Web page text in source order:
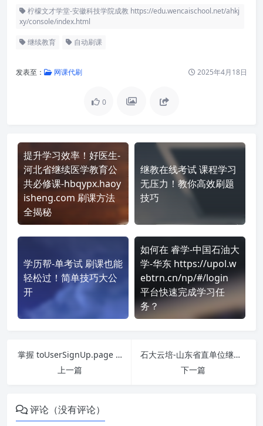
柠檬文才学堂-安徽科技学院成教 https://edu.wencaischool.net/ahkj
xy/console/index.html
继续教育 自动刷课
发表至： 网课代刷 2025年4月18日
0
提升学习效率！好医生-
河北省继续医学教育公
共必修课-hbqypx.haoy
isheng.com 刷课方法
全揭秘
继教在线考试 课程学习
无压力！教你高效刷题
技巧
学历帮-单考试 刷课也能
轻松过！简单技巧大公
开
如何在 睿学-中国石油大
学-华东 https://upol.w
ebtrn.cn/np/#/login
平台快速完成学习任
务？
掌握 toUserSignUp.page 课程，简单刷课技巧分享！
上一篇
石大云培-山东省直单位继续教育 https://sdsz.blvideo.cn/ 刷课也能轻松过！简单技巧大公开
下一篇
评论（没有评论）